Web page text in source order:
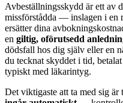
Avbeställningsskydd är ett av
missförstådda — inslagen i en
ersätter dina
en giltig, oförutsedd
dödsfall hos dig själv eller en
du tecknat skyddet i tid,
typiskt med läkarintyg.
Det viktigaste att ta med sig är